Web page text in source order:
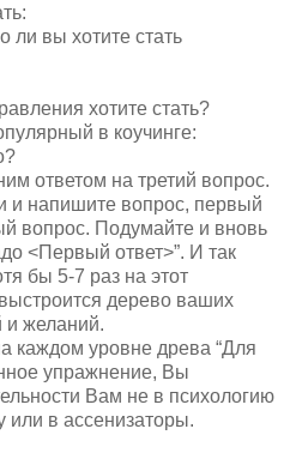
ли вы хотите стать
хотите стать?
в коучинге:
ответом на третий вопрос.
и напишите вопрос, первый
вопрос. Подумайте и вновь
<Первый ответ>”. И так
бы 5-7 раз на этот
дерево ваших
и желаний.
каждом уровне древа “Для
упражнение, Вы
Вам не в психологию
или в ассенизаторы.